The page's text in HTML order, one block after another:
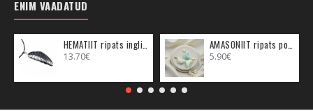
ENIM VAADATUD
13.70€ 5.90€